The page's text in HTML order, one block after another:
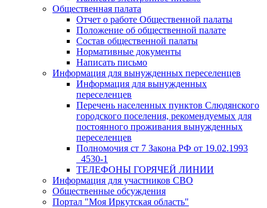
Общественная палата
Отчет о работе Общественной палаты
Положение об общественной палате
Состав общественной палаты
Нормативные документы
Написать письмо
Информация для вынужденных переселенцев
Информация для вынужденных
переселенцев
Перечень населенных пунктов Слюдянского
городского поселения, рекомендуемых для
постоянного проживания вынужденных
переселенцев
Полномочия ст 7 Закона РФ от 19.02.1993
_4530-1
ТЕЛЕФОНЫ ГОРЯЧЕЙ ЛИНИИ
Информация для участников СВО
Общественные обсуждения
Портал "Моя Иркутская область"